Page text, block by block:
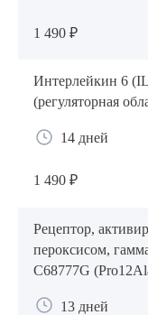
1 490 ₽
Интерлейкин 6
(регуляторная
14 дней
1 490 ₽
Рецептор,
пероксисом,
C68777G
13 дней